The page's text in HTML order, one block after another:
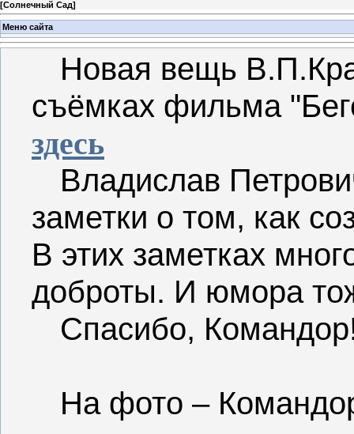
[Солнечный Сад]
Меню сайта
Новая вещь
съёмках фильма
здесь
Владислав
заметки о том, как
В этих заметках
доброты. И юмора
Спасибо,
На фото –